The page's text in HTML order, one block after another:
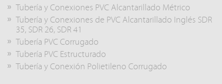
Tubería y Conexiones PVC Alcantarillado Métrico
Tubería y Conexiones de PVC Alcantarillado Inglés SDR
35, SDR 26, SDR 41
Tubería PVC Corrugado
Tubería PVC Estructurado
Tubería y Conexión Polietileno Corrugado